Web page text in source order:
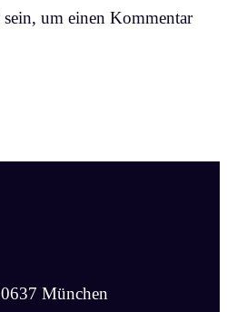
um einen Kommentar
München